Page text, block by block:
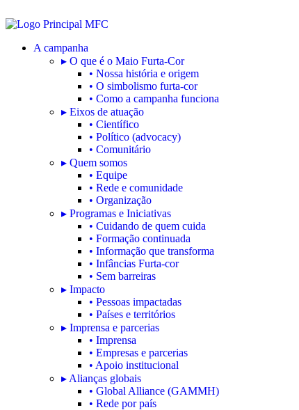
A campanha
▸ O que é o Maio Furta-Cor
• Nossa história e origem
• O simbolismo furta-cor
• Como a campanha funciona
▸ Eixos de atuação
• Científico
• Político (advocacy)
• Comunitário
▸ Quem somos
• Equipe
• Rede e comunidade
• Organização
▸ Programas e Iniciativas
• Cuidando de quem cuida
• Formação continuada
• Informação que transforma
• Infâncias Furta-cor
• Sem barreiras
▸ Impacto
• Pessoas impactadas
• Países e territórios
▸ Imprensa e parcerias
• Imprensa
• Empresas e parcerias
• Apoio institucional
▸ Alianças globais
• Global Alliance (GAMMH)
• Rede por país